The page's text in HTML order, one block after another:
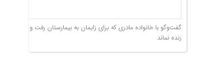
گفت‌وگو با خانواده مادری که برای زایمان به بیمارستان رفت و
زنده نماند